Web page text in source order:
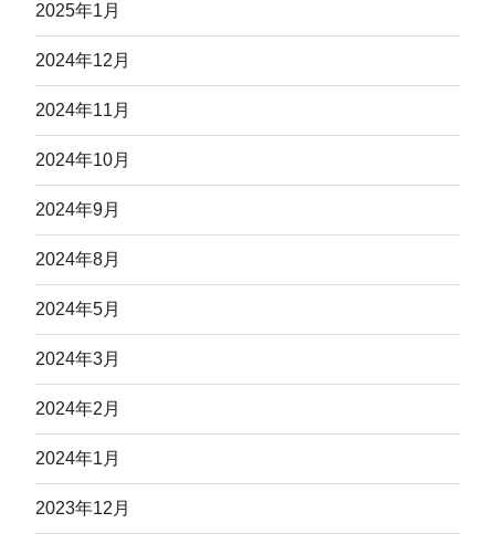
2025年1月
2024年12月
2024年11月
2024年10月
2024年9月
2024年8月
2024年5月
2024年3月
2024年2月
2024年1月
2023年12月